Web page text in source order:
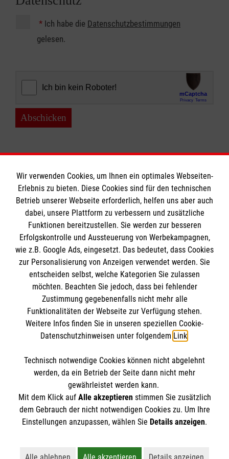
* Ich habe die Datenschutzbestimmungen
gelesen.
Abschicken
Informationen
Impressum
Datenschutz
Barrierefreiheit
Kontakt
Ansprechpersonen
Die Malteser
Malteser in Deutschland
Malteserorden
Sharepoint
Spendenkonto
Bank: Pax-Bank für Kirche und Caritas eG
IBAN: DE65370601201201210468
BIC: GENODED1PA7
So finden Sie uns
Schwabenweg 9
42285 Wuppertal
Telefon: 0202 262570
Der Malteser Hilfsdienst e.V. ist als eingetragene
Gewerbesteuer befreit.
Wir verwenden Cookies, um Ihnen ein optimales Webseiten-
Erlebnis zu bieten. Diese Cookies sind für den technischen
Betrieb unserer Webseite erforderlich, helfen uns aber auch
dabei, unsere Plattform zu verbessern und zusätzliche
Funktionen bereitzustellen. Sie werden zur besseren
Erfolgskontrolle und Aussteuerung von Werbekampagnen,
wie z.B. Google Ads, eingesetzt. Das bedeutet, dass Cookies
zur Personalisierung von Anzeigen verwendet werden. Sie
entscheiden selbst, welche Kategorien Sie zulassen
möchten. Beachten Sie jedoch, dass bei fehlender
Zustimmung gegebenenfalls nicht mehr alle
Funktionalitäten der Webseite zur Verfügung stehen.
Weitere Infos finden Sie in unseren speziellen Cookie-
Datenschutzhinweisen unter folgendem Link.
Technisch notwendige Cookies können nicht abgelehnt
werden, da ein Betrieb der Seite dann nicht mehr
gewährleistet werden kann.
Mit dem Klick auf Alle akzeptierenstimmen Sie zusätzlich
dem Gebrauch der nicht notwendigen Cookies zu. Um Ihre
Einstellungen anzupassen, wählen Sie Details anzeigen.